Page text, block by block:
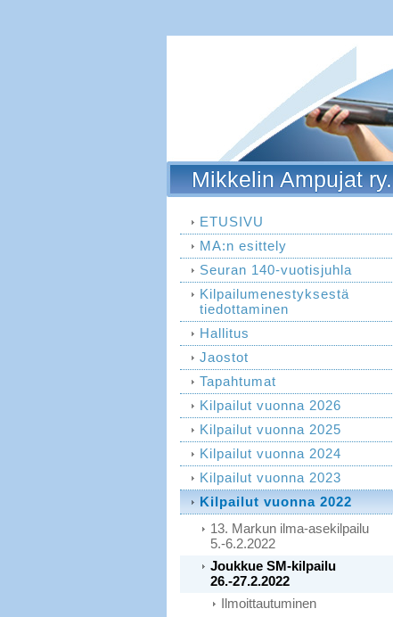
Mikkelin Ampujat ry.
ETUSIVU
MA:n esittely
Seuran 140-vuotisjuhla
Kilpailumenestyksestä
tiedottaminen
Hallitus
Jaostot
Tapahtumat
Kilpailut vuonna 2026
Kilpailut vuonna 2025
Kilpailut vuonna 2024
Kilpailut vuonna 2023
Kilpailut vuonna 2022
13. Markun ilma-asekilpailu
5.-6.2.2022
Joukkue SM-kilpailu
26.-27.2.2022
Ilmoittautuminen